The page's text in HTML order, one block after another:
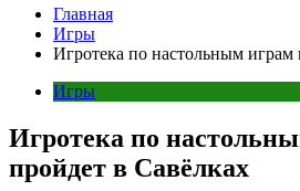
Главная
Игры
Игротека по настольным играм
Игры
Игротека по
пройдет в Савёлках